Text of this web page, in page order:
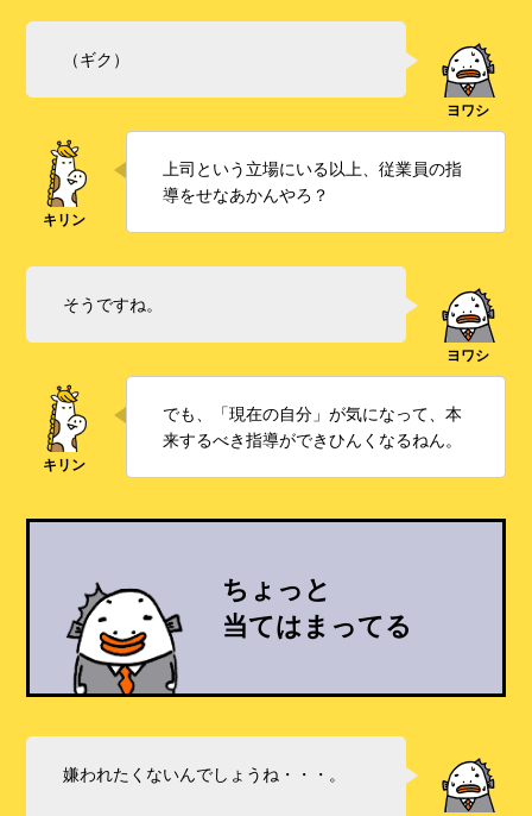
（ギク）
上司という立場にいる以上、従業員の指
導をせなあかんやろ？
そうですね。
でも、「現在の自分」が気になって、本
来するべき指導ができひんくなるねん。
ちょっと
当てはまってる
嫌われたくないんでしょうね・・・。